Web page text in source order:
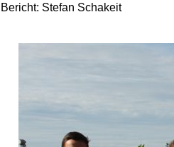
Bericht: Stefan Schakeit